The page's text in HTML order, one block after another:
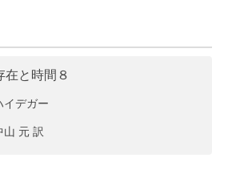
在と時間８
イデガー
山 元 訳